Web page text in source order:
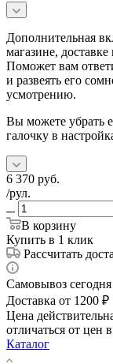
Дополнительная
магазине,
Поможет вам
и развеять его
усмотрению.
Вы можете убрать
галочку в
6 370 руб.
/рул.
В корзину
Купить в 1 клик
Рассчитать
Самовывоз
Доставка от 1200 ₽
Цена
отличаться от цен
Каталог